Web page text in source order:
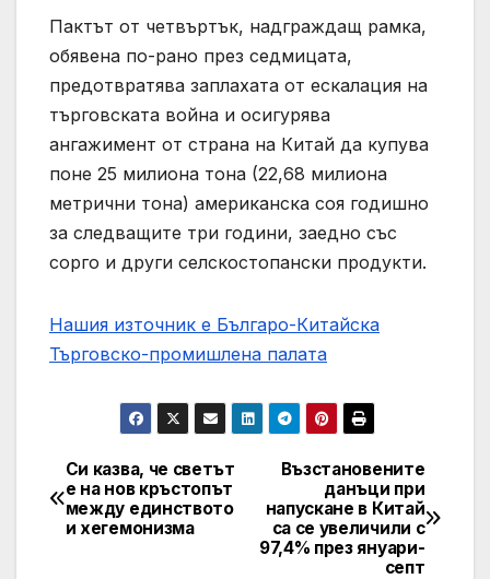
Пактът от четвъртък, надграждащ рамка,
обявена по-рано през седмицата,
предотвратява заплахата от ескалация на
търговската война и осигурява
ангажимент от страна на Китай да купува
поне 25 милиона тона (22,68 милиона
метрични тона) американска соя годишно
за следващите три години, заедно със
сорго и други селскостопански продукти.
Нашия източник е Българо-Китайска
Търговско-промишлена палaта
Post
navigation
Възстановените
данъци при
напускане в Китай
са се увеличили с
97,4% през януари-
септ
Си казва, че светът
е на нов кръстопът
между единството
и хегемонизма